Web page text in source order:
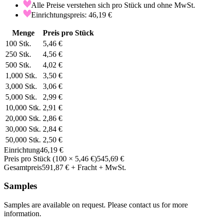
Alle Preise verstehen sich pro Stück und ohne MwSt.
Einrichtungspreis: 46,19 €
Menge
Preis pro Stück
100 Stk.
5,46 €
250 Stk.
4,56 €
500 Stk.
4,02 €
1,000 Stk.
3,50 €
3,000 Stk.
3,06 €
5,000 Stk.
2,99 €
10,000 Stk. 2,91 €
20,000 Stk. 2,86 €
30,000 Stk. 2,84 €
50,000 Stk. 2,50 €
Einrichtung46,19 €
Preis pro Stück (100 × 5,46 €)545,69 €
Gesamtpreis591,87 € + Fracht + MwSt.
Samples
Samples are available on request. Please contact us for more
information.